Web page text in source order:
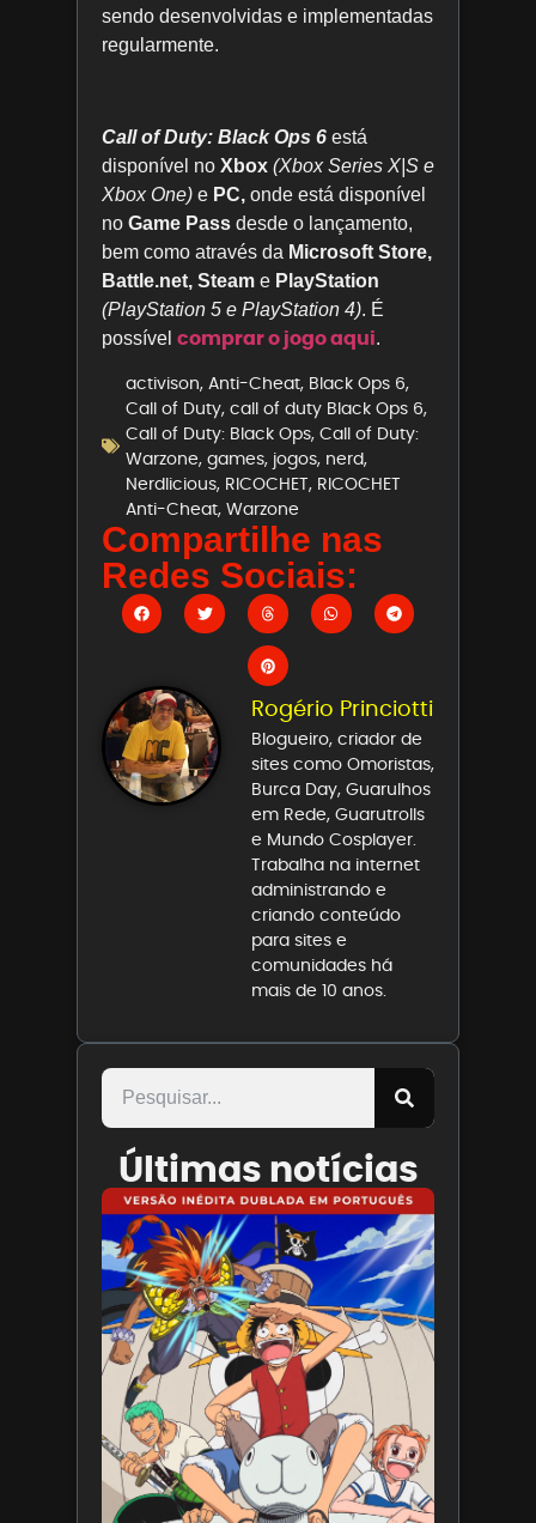
sendo desenvolvidas e implementadas
regularmente.
Call of Duty: Black Ops 6 está
disponível no Xbox (Xbox Series X|S e
Xbox One) e PC, onde está disponível
no Game Pass desde o lançamento,
bem como através da Microsoft Store,
Battle.net, Steam e PlayStation
(PlayStation 5 e PlayStation 4). É
possível comprar o jogo aqui.
activison, Anti-Cheat, Black Ops 6,
Call of Duty, call of duty Black Ops 6,
Call of Duty: Black Ops, Call of Duty:
Warzone, games, jogos, nerd,
Nerdlicious, RICOCHET, RICOCHET
Anti-Cheat, Warzone
Compartilhe nas
Redes Sociais:
Rogério Princiotti
Blogueiro, criador de
sites como Omoristas,
Burca Day, Guarulhos
em Rede, Guarutrolls
e Mundo Cosplayer.
Trabalha na internet
administrando e
criando conteúdo
para sites e
comunidades há
mais de 10 anos.
Últimas notícias